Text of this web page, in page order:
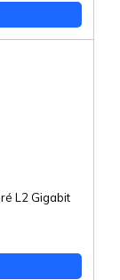
L2 Gigabit